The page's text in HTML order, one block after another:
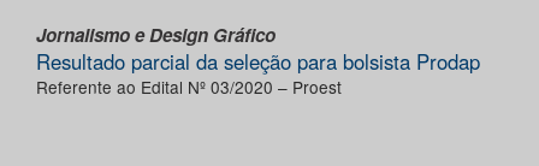
Jornalismo e Design Gráfico
Resultado parcial da seleção para bolsista Prodap
Referente ao Edital Nº 03/2020 – Proest